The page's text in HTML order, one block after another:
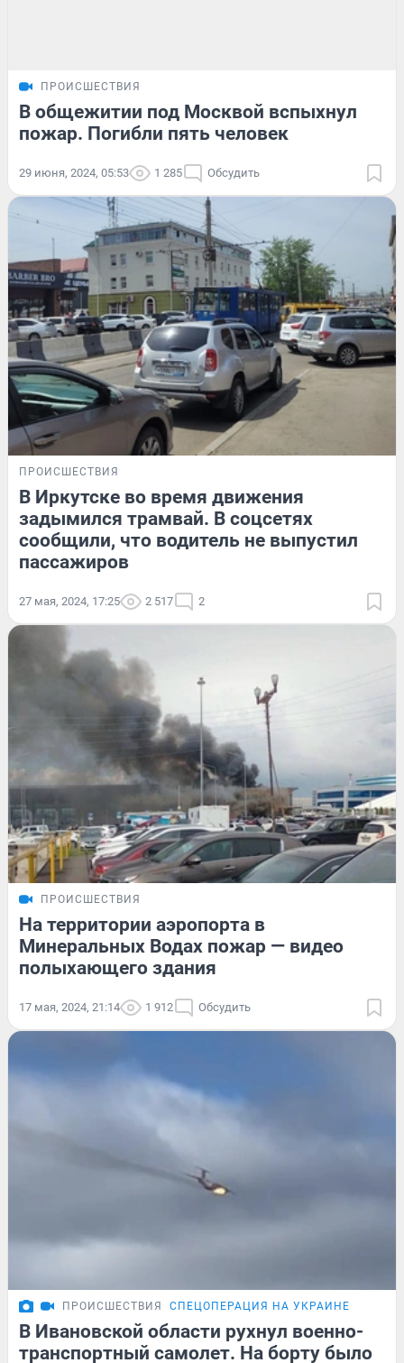
ПРОИСШЕСТВИЯ
В общежитии под Москвой вспыхнул
пожар. Погибли пять человек
29 июня, 2024, 05:53 1 285 Обсудить
ПРОИСШЕСТВИЯ
В Иркутске во время движения
задымился трамвай. В соцсетях
сообщили, что водитель не выпустил
пассажиров
27 мая, 2024, 17:25 2 517 2
ПРОИСШЕСТВИЯ
На территории аэропорта в
Минеральных Водах пожар — видео
полыхающего здания
17 мая, 2024, 21:14 1 912 Обсудить
ПРОИСШЕСТВИЯ СПЕЦОПЕРАЦИЯ НА УКРАИНЕ
В Ивановской области рухнул военно-
транспортный самолет. На борту было